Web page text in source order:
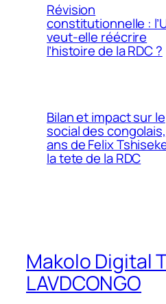
Révision
constitutionnelle :
veut-elle réécrire
l’histoire de la RDC ?
Bilan et impact sur le
social des
ans de Felix
la tete de la RDC
Makolo Digital
LAVDCONGO